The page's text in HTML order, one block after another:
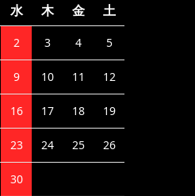
水 木 金 土
2 3 4 5
9 10 11 12
16 17 18 19
23 24 25 26
30